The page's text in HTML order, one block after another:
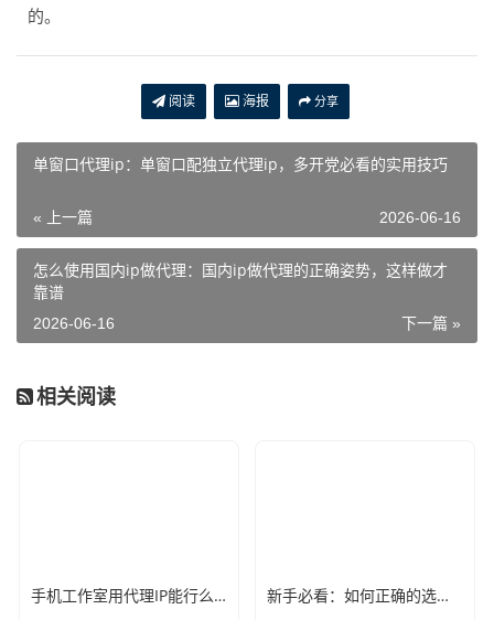
的。
阅读 海报 分享
单窗口代理ip：单窗口配独立代理ip，多开党必看的实用技巧
« 上一篇 2026-06-16
怎么使用国内ip做代理：国内ip做代理的正确姿势，这样做才
靠谱
下一篇 »
2026-06-16
相关阅读
手机工作室用代理IP能行么？过来人的经验告诉你答案 新手必看：如何正确的选择代理ip软件，别再交智商税了